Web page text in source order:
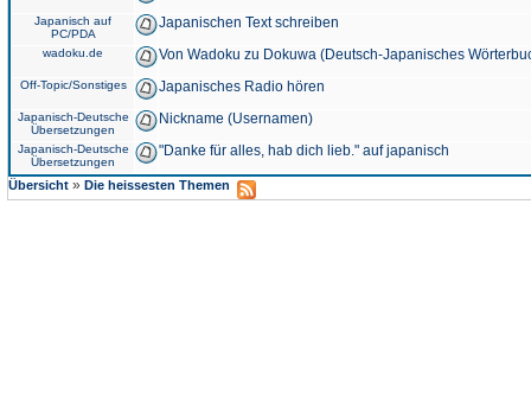
Japanisch auf
PC/PDA
Japanischen Text schreiben
wadoku.de Von Wadoku zu Dokuwa (Deutsch-Japanisches
Off-Topic/Sonstiges Japanisches Radio hören
Japanisch-Deutsche
Übersetzungen
Nickname (Usernamen)
Japanisch-Deutsche
Übersetzungen
"Danke für alles, hab dich lieb." auf japanisch
Übersicht » Die heissesten Themen